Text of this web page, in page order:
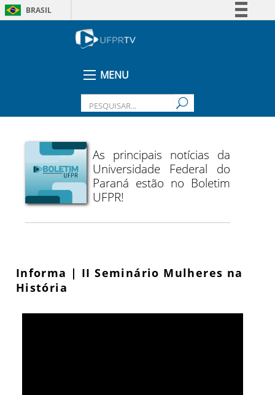
BRASIL
Legislação
MENU
As principais notícias da
Universidade Federal do
Paraná estão no Boletim
UFPR!
Informa | II Seminário Mulheres na
História